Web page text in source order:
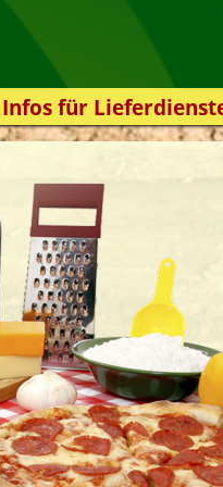
Infos für
Kassensystem
Zuverlässigkeit
Sicherheit
Der Online-Shop
Das Bestellsystem
Der Bestellvorgang
Übertragung
Testshop
Styles
Kontakt